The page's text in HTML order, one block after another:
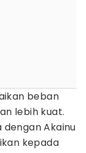
beban
lebih kuat.
Akainu
kepada